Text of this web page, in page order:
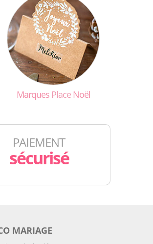
Marques PlaceNoël
PAIEMENT
sécurisé
MARIAGE